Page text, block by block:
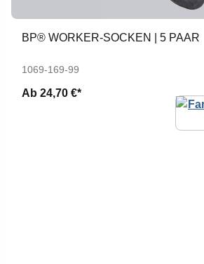
BP® WORKER-SOCKEN | 5 PAAR
1069-169-99
Ab 24,70 €*